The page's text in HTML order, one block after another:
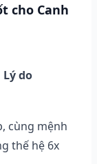
cho Canh
Lý do
cùng mệnh
thế hệ 6x